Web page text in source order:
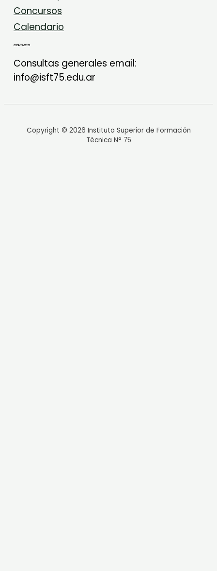
Concursos
Calendario
CONTACTO
Consultas generales email:
info@isft75.edu.ar
Copyright © 2026 Instituto Superior de Formación
Técnica N° 75